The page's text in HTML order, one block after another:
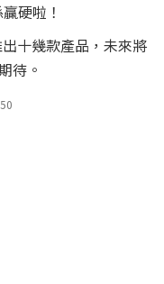
硬啦！
十幾款產品，未來將
待。